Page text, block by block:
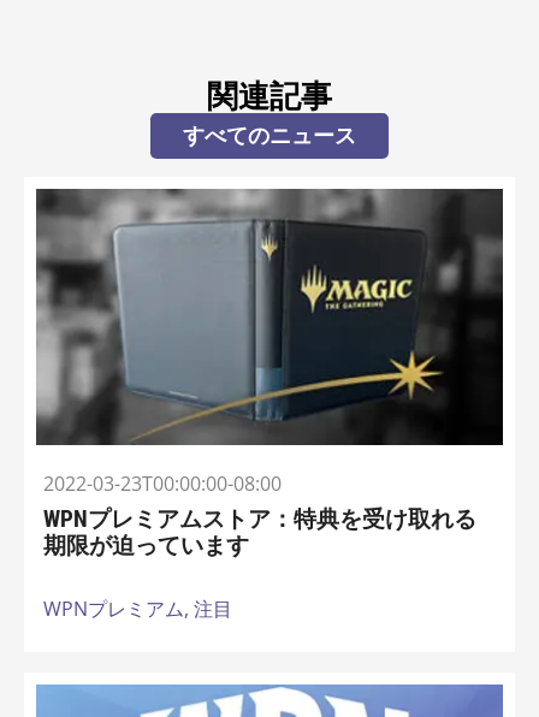
関連記事
すべてのニュース
2022-03-23T00:00:00-08:00
WPNプレミアムストア：特典を受け取れる
期限が迫っています
WPNプレミアム, 注目